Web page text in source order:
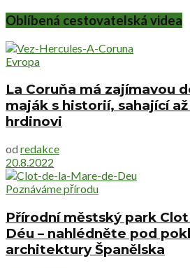
Oblíbená cestovatelská videa
Evropa
La Coruňa má zajímavou
maják s historií, sahající
hrdinovi
od redakce
20.8.2022
Poznáváme přírodu
Přírodní městský park
Déu – nahlédněte pod
architektury Španělska